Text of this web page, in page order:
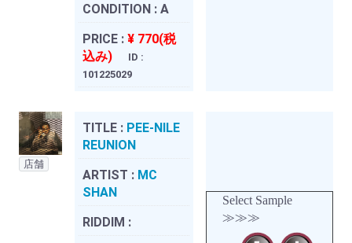
CONDITION : A
PRICE : ¥ 770(税
込み)
ID :
101225029
店舗
TITLE : PEE-NILE
REUNION
ARTIST : MC
SHAN
RIDDIM :
Select Sample
≫≫≫